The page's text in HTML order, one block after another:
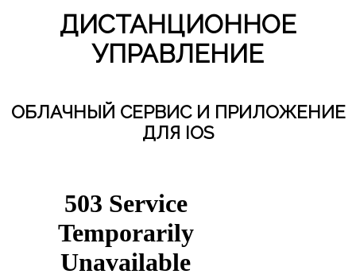
ДИСТАНЦИОННОЕ
УПРАВЛЕНИЕ
ОБЛАЧНЫЙ СЕРВИС И ПРИЛОЖЕНИЕ
ДЛЯ IOS